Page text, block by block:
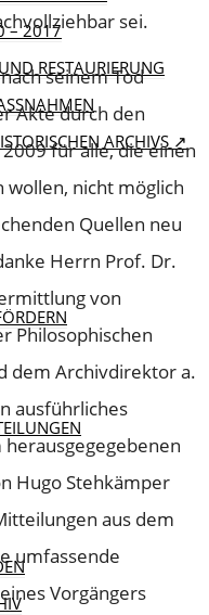
– 2017
RESTAURIERUNG
ARCHIVS ↗
sei.
seinem Tod
Akte durch den
für alle, die einen
nicht möglich
Quellen neu
Herrn Prof. Dr.
von
Philosophischen
dem Archivdirektor a.
ausführliches
Hugo Stehkämper
aus dem
umfassende
Vorgängers